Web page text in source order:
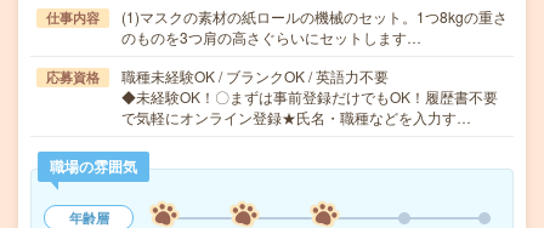
仕事内容
(1)マスクの素材の紙ロールの機械のセット。1つ8kgの重さ
のものを3つ肩の高さぐらいにセットします…
応募資格
職種未経験OK / ブランクOK / 英語力不要
◆未経験OK！〇まずは事前登録だけでもOK！履歴書不要
で気軽にオンライン登録★氏名・職種などを入力す…
職場の雰囲気
年齢層